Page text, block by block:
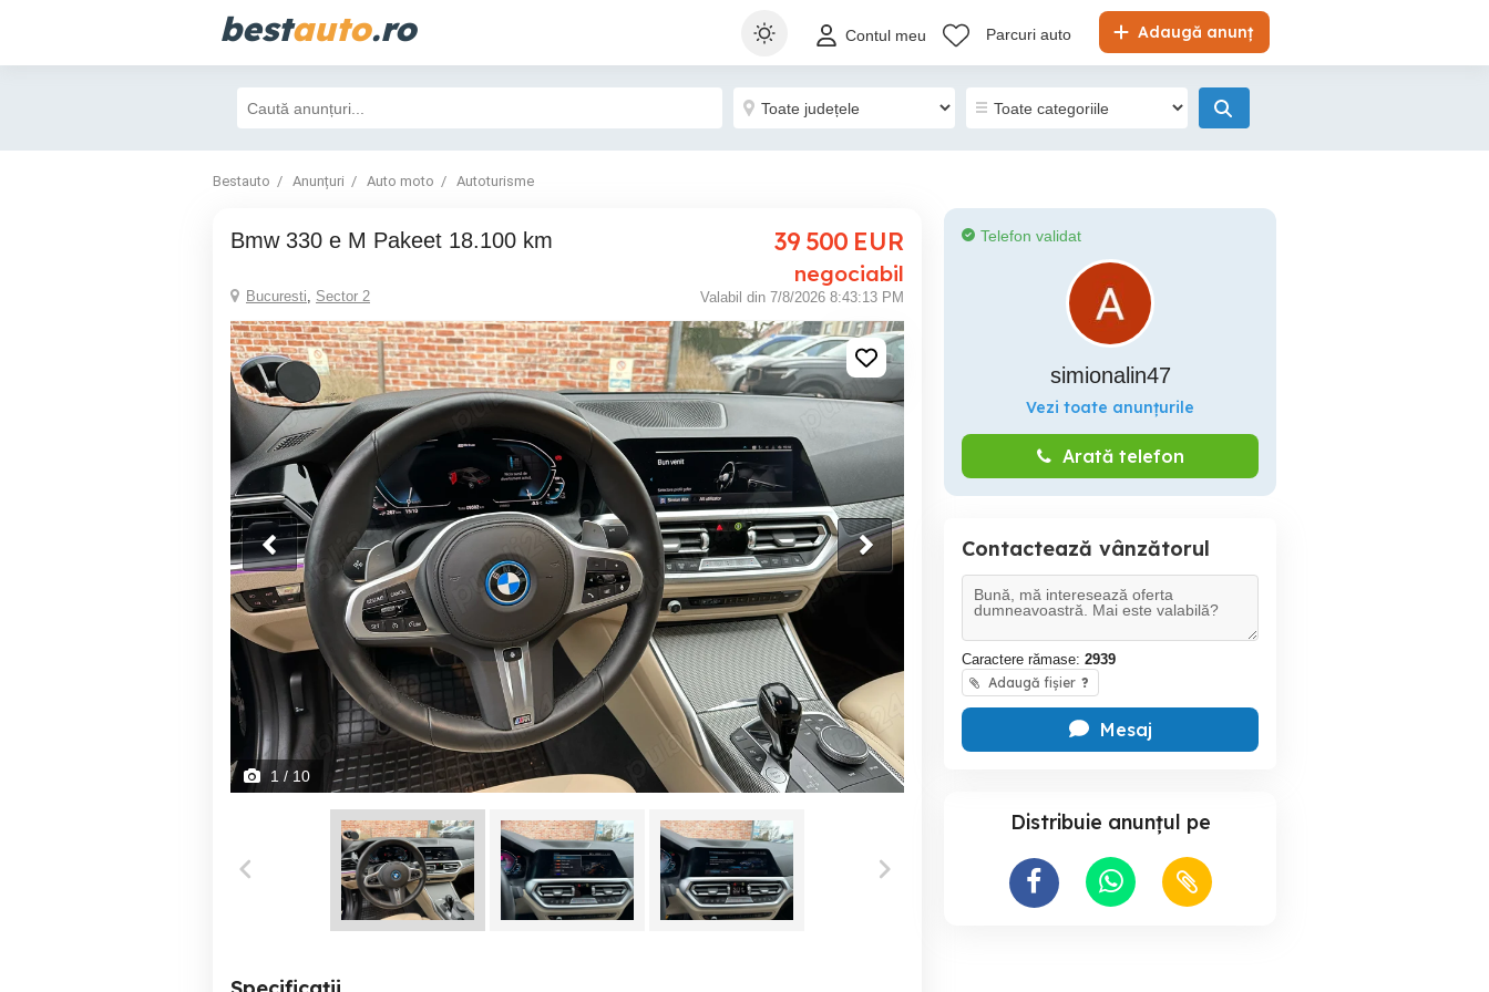
bestauto.ro Adaugă anunț
Contul meu Parcuri auto
Bestauto Anunțuri Auto moto Autoturisme
Bmw 330 e M Pakeet 18.100 km 39 500 EUR
negociabil
Bucuresti, Sector 2 Valabil din 7/8/2026 8:43:13 PM
1 / 10
Telefon validat
simionalin47
Vezi toate anunțurile
Arată telefon
Contactează vânzătorul
Caractere rămase: 2939
Adaugă fișier ?
Mesaj
Distribuie anunțul pe